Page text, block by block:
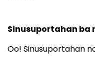
Sinusuportahan ba
Oo! Sinusuportahan